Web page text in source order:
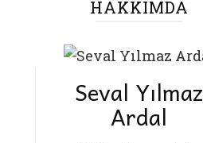
HAKKIMDA
Seval Yılmaz
Ardal